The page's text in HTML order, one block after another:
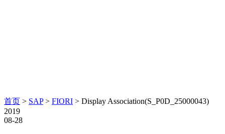
首页 > SAP> FIORI > Display Association(S_P0D_25000043)
2019
08-28